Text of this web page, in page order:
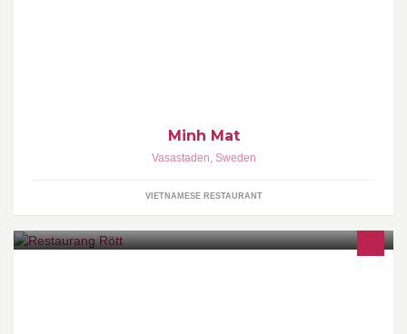
Minh Mat
Vasastaden, Sweden
VIETNAMESE RESTAURANT